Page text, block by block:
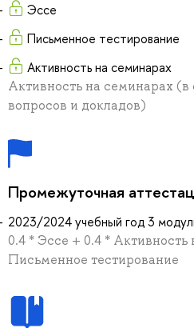
Эссе
Письменное тестирование
Активность на семинарах
Активность на семинарах
вопросов и докладов)
Промежуточная
2023/2024 учебный год 3
0.4 * Эссе + 0.4 *
Письменное тестирование